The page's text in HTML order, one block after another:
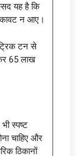
यह है कि
न आए।
टन से
65 लाख
स्पष्ट
चाहिए और
ठिकानों